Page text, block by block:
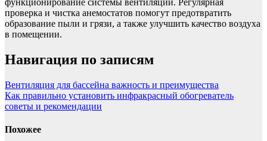
функционирование системы вентиляции. Регулярная
проверка и чистка анемостатов помогут предотвратить
образование пыли и грязи, а также улучшить качество воздуха
в помещении.
Навигация по записям
Вентиляция для бассейна важность и преимущества
Как правильно установить инфракрасный обогреватель
советы и рекомендации
Похожее